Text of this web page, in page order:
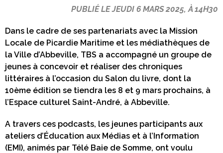
PUBLIÉ LE JEUDI 6 MARS 2025, À 14H30
Dans le cadre de ses partenariats avec la Mission
Locale de Picardie Maritime et les médiathèques de
la Ville d’Abbeville, TBS a accompagné un groupe de
jeunes à concevoir et réaliser des chroniques
littéraires à l’occasion du Salon du livre, dont la
10ème édition se tiendra les 8 et 9 mars prochains, à
l’Espace culturel Saint-André, à Abbeville.
A travers ces podcasts, les jeunes participants aux
ateliers d’Éducation aux Médias et à l’Information
(EMI), animés par Télé Baie de Somme, ont voulu